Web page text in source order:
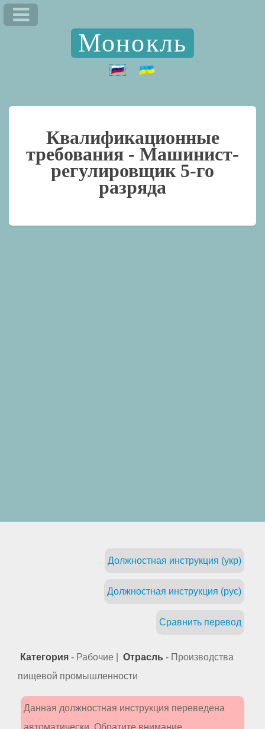
Монокль
Квалификационные
требования - Машинист-
регулировщик 5-го
разряда
Должностная инструкция (укр)
Должностная инструкция (рус)
Сравнить перевод
Категория - Рабочие | Отрасль - Производства
пищевой промышленности
Данная должностная инструкция переведена
автоматически. Обратите внимание,